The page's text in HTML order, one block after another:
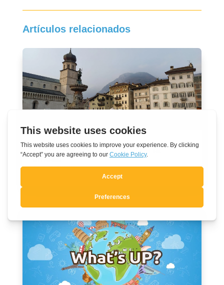
Artículos relacionados
Animados por el espíritu de la
unidad
Ago 3, 2026